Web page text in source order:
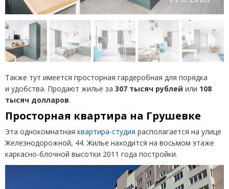
Также тут имеется просторная гардеробная для порядка
и удобства. Продают жилье за 307 тысяч рублей или 108
тысяч долларов.
Просторная квартира на Грушевке
Эта однокомнатная квартира-студия располагается на улице
Железнодорожной, 44. Жилье находится на восьмом этаже
каркасно-блочной высотки 2011 года постройки.